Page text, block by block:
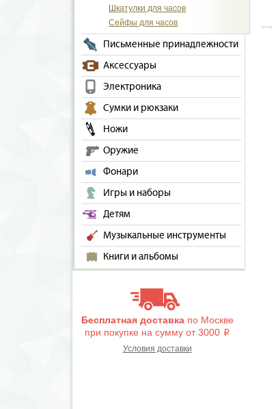
Шкатулки для часов
Сейфы для часов
Письменные принадлежности
Аксессуары
Электроника
Сумки и рюкзаки
Ножи
Оружие
Фонари
Игры и наборы
Детям
Музыкальные инструменты
Книги и альбомы
Бесплатная доставкапо Москве
при покупке на сумму от 3000 i
Условия доставки